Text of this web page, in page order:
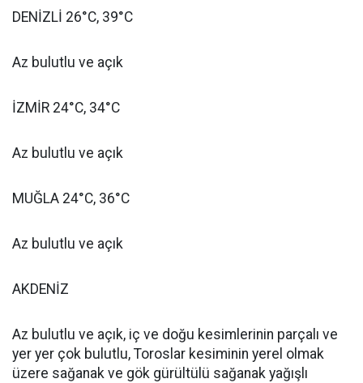
DENİZLİ 26°C, 39°C
Az bulutlu ve açık
İZMİR 24°C, 34°C
Az bulutlu ve açık
MUĞLA 24°C, 36°C
Az bulutlu ve açık
AKDENİZ
Az bulutlu ve açık, iç ve doğu kesimlerinin parçalı ve
yer yer çok bulutlu, Toroslar kesiminin yerel olmak
üzere sağanak ve gök gürültülü sağanak yağışlı